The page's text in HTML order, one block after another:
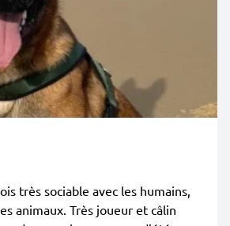
très sociable avec les humains,
animaux. Très joueur et câlin